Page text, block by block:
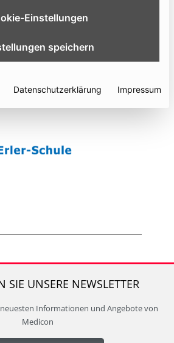
SIE UNSERE NEWSLETTER
Informationen und Angebote von
Medicon
Einstellungen
speichern
Datenschutzerklärung Impressum